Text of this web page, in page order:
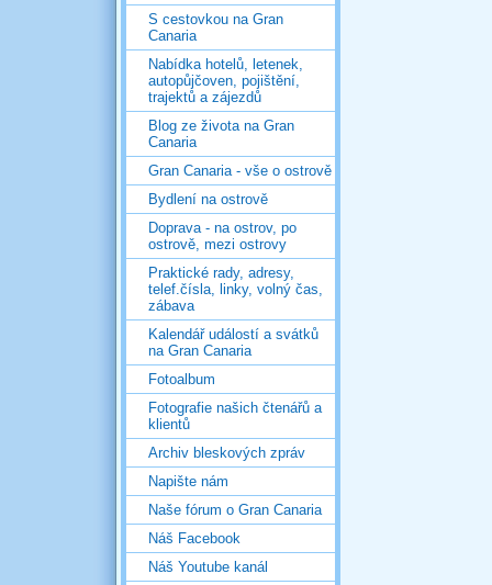
S cestovkou na Gran
Canaria
Nabídka hotelů, letenek,
autopůjčoven, pojištění,
trajektů a zájezdů
Blog ze života na Gran
Canaria
Gran Canaria - vše o ostrově
Bydlení na ostrově
Doprava - na ostrov, po
ostrově, mezi ostrovy
Praktické rady, adresy,
telef.čísla, linky, volný čas,
zábava
Kalendář událostí a svátků
na Gran Canaria
Fotoalbum
Fotografie našich čtenářů a
klientů
Archiv bleskových zpráv
Napište nám
Naše fórum o Gran Canaria
Náš Facebook
Náš Youtube kanál